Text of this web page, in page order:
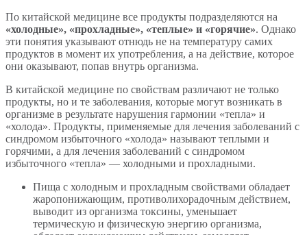
По китайской медицине все продукты подразделяются на
«холодные», «прохладные», «теплые» и «горячие». Однако
эти понятия указывают отнюдь не на температуру самих
продуктов в момент их употребления, а на действие, которое
они оказывают, попав внутрь организма.
В китайской медицине по свойствам различают не только
продукты, но и те заболевания, которые могут возникать в
организме в результате нарушения гармонии «тепла» и
«холода». Продукты, применяемые для лечения заболеваний с
синдромом избыточного «холода» называют теплыми и
горячими, а для лечения заболеваний с синдромом
избыточного «тепла» — холодными и прохладными.
Пища с холодным и прохладным свойствами обладает
жаропонижающим, противолихорадочным действием,
выводит из организма токсины, уменьшает
термическую и физическую энергию организма,